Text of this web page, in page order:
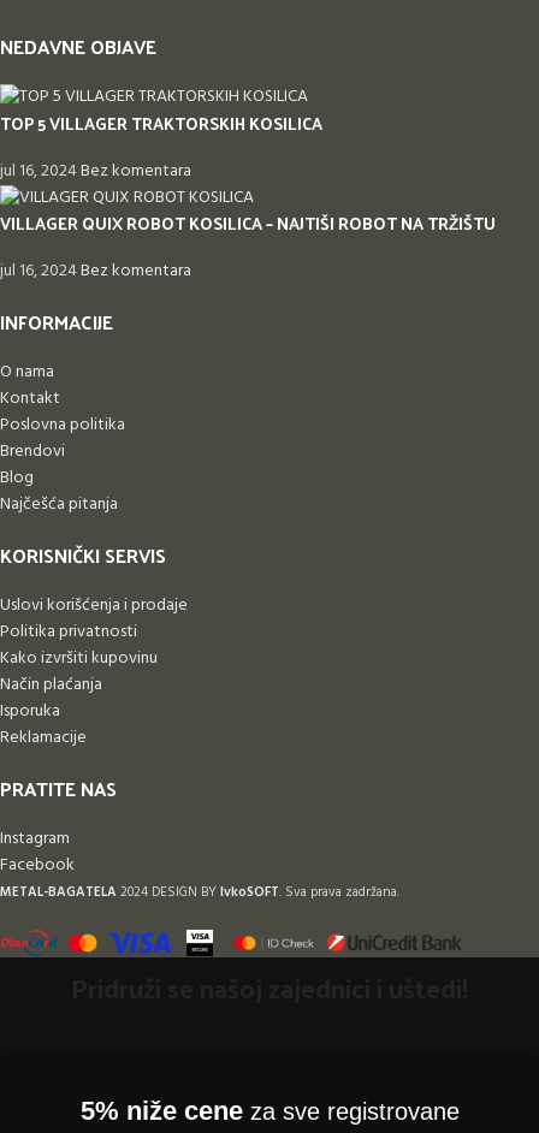
NEDAVNE OBJAVE
TOP 5 VILLAGER TRAKTORSKIH KOSILICA
jul 16, 2024Bez komentara
VILLAGER QUIX ROBOT KOSILICA – NAJTIŠI ROBOT NA TRŽIŠTU
jul 16, 2024Bez komentara
INFORMACIJE
O nama
Kontakt
Poslovna politika
Brendovi
Blog
Najčešća pitanja
KORISNIČKI SERVIS
Uslovi korišćenja i prodaje
Politika privatnosti
Kako izvršiti kupovinu
Način plaćanja
Isporuka
Reklamacije
PRATITE NAS
Instagram
Facebook
METAL-BAGATELA 2024 DESIGN BYIvkoSOFT. Sva prava zadržana.
5% niže ceneza sve registrovane